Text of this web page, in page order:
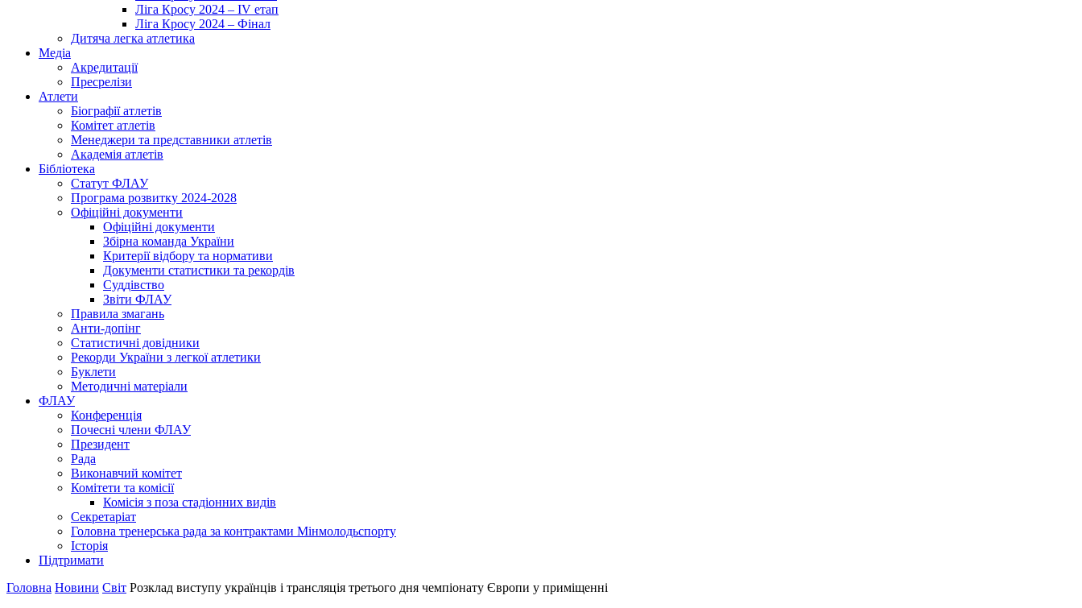
Ліга Кросу 2024 – IV етап
Ліга Кросу 2024 – Фінал
Дитяча легка атлетика
Медіа
Акредитації
Пресрелізи
Атлети
Біографії атлетів
Комітет атлетів
Менеджери та представники атлетів
Академія атлетів
Бібліотека
Статут ФЛАУ
Програма розвитку 2024-2028
Офіційні документи
Офіційні документи
Збірна команда України
Критерії відбору та нормативи
Документи статистики та рекордів
Суддівство
Звіти ФЛАУ
Правила змагань
Анти-допінг
Статистичні довідники
Рекорди України з легкої атлетики
Буклети
Методичні матеріали
ФЛАУ
Конференція
Почесні члени ФЛАУ
Президент
Рада
Виконавчий комітет
Комітети та комісії
Комісія з поза стадіонних видів
Секретаріат
Головна тренерська рада за контрактами Мінмолодьспорту
Історія
Підтримати
Головна Новини Світ Розклад виступу українців і трансляція третього дня чемпіонату Європи у приміщенні